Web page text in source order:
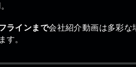
ラインまで会社紹介動画は多彩な
す。